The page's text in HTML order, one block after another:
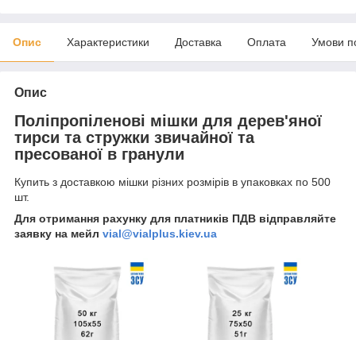
Опис Характеристики Доставка Оплата Умови
Опис
Поліпропіленові мішки для дерев'яної
тирси та стружки звичайної та
пресованої в гранули
Купить з доставкою мішки різних розмірів в упаковках по 500
шт.
Для отримання рахунку для платників ПДВ відправляйте
заявку на мейл vial@vialplus.kiev.ua